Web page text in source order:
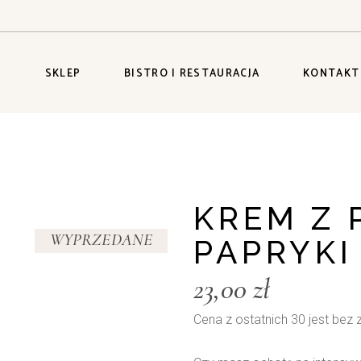
SKLEP BISTRO I RESTAURACJA KONTAKT
WYPRZEDANE
KREM Z
PAPRYKI
23,00zł
Cena z ostatnich 30 jest bez